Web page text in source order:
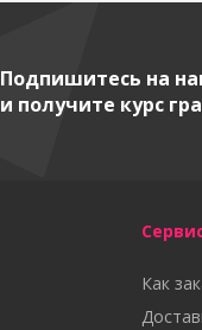
Подпишитесь на
и получите курс
Как